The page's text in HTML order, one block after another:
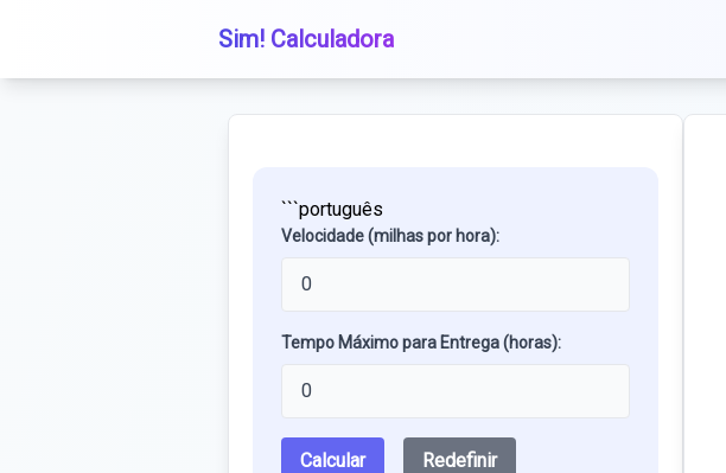
Sim! Calculadora
```português
Velocidade (milhas por hora):
Tempo Máximo para Entrega (horas):
Calcular Redefinir